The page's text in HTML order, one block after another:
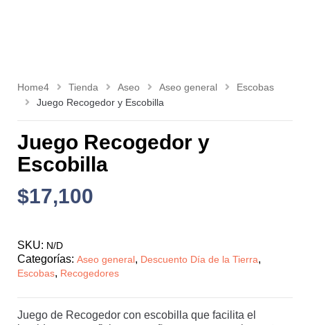
Home4 Tienda Aseo Aseo general
Escobas
Juego Recogedor y Escobilla
Juego Recogedor y
Escobilla
$17,100
SKU: N/D
Categorías: Aseo general, Descuento Día de la Tierra,
Escobas, Recogedores
Juego de Recogedor con escobilla que facilita el